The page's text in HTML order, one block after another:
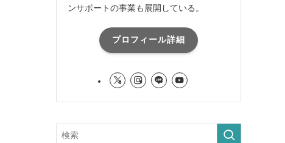
ンサポートの事業も展開している。
プロフィール詳細